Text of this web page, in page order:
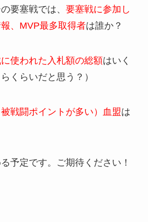
要塞戦では、 要塞戦に参加し
、MVP最多取得者は誰か？
使われた入札額の総額はいく
くらいだと思う？）
戦闘ポイントが多い）血盟は
予定です。ご期待ください！